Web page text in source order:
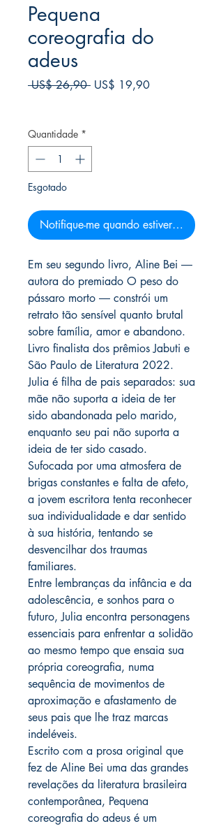
Pequena
coreografia do
adeus
US$ 26,90 Preço
US$ 19,90Preço
Quantidade *
Esgotado
Notifique-me quando estiver disponível
Em seu segundo livro, Aline Bei ―
autora do premiado O peso do
pássaro morto ― constrói um
retrato tão sensível quanto brutal
sobre família, amor e abandono.
Livro finalista dos prêmios Jabuti e
São Paulo de Literatura 2022.
Julia é filha de pais separados: sua
mãe não suporta a ideia de ter
sido abandonada pelo marido,
enquanto seu pai não suporta a
ideia de ter sido casado.
Sufocada por uma atmosfera de
brigas constantes e falta de afeto,
a jovem escritora tenta reconhecer
sua individualidade e dar sentido
à sua história, tentando se
desvencilhar dos traumas
familiares.
Entre lembranças da infância e da
adolescência, e sonhos para o
futuro, Julia encontra personagens
essenciais para enfrentar a solidão
ao mesmo tempo que ensaia sua
própria coreografia, numa
sequência de movimentos de
aproximação e afastamento de
seus pais que lhe traz marcas
indeléveis.
Escrito com a prosa original que
fez de Aline Bei uma das grandes
revelações da literatura brasileira
contemporânea, Pequena
coreografia do adeus é um